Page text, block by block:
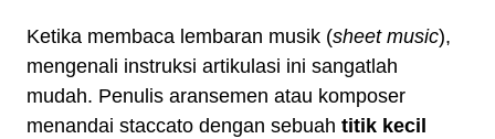
Ketika membaca lembaran musik (sheet music),
mengenali instruksi artikulasi ini sangatlah
mudah. Penulis aransemen atau komposer
menandai staccato dengan sebuah titik kecil